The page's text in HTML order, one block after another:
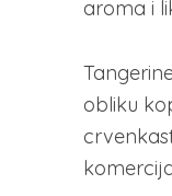
aroma i
obliku